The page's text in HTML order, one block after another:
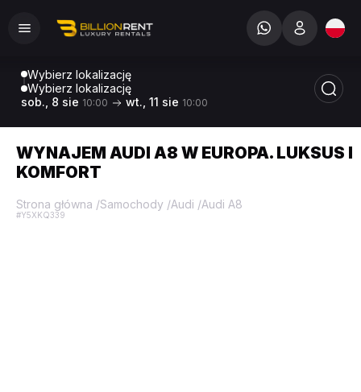
Wybierz lokalizację
Wybierz lokalizację
sob., 8 sie 10:00 wt., 11 sie 10:00
WYNAJEM AUDI A8 W EUROPA. LUKSUS I
KOMFORT
Strona główna /Samochody /Audi /Audi A8
#Y5XKQ339